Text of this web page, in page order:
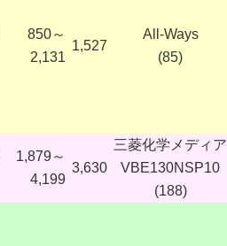
850～
2,131
1,527
All-Ways
(85)
1,879～
4,199
3,630
三菱化学メディア
VBE130NSP10
(188)